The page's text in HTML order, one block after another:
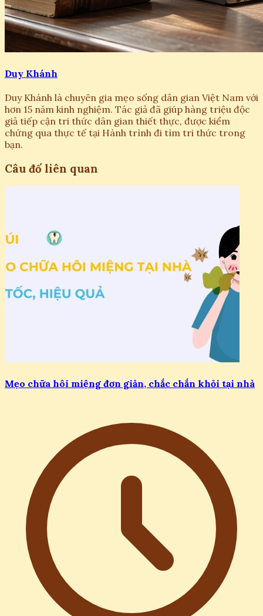
Duy Khánh
Duy Khánh là chuyên gia mẹo sống dân gian Việt Nam với
hơn 15 năm kinh nghiệm. Tác giả đã giúp hàng triệu độc
giả tiếp cận tri thức dân gian thiết thực, được kiểm
chứng qua thực tế tại Hành trình đi tìm tri thức trong
bạn.
Câu đố liên quan
Mẹo chữa hôi miệng đơn giản, chắc chắn khỏi tại nhà